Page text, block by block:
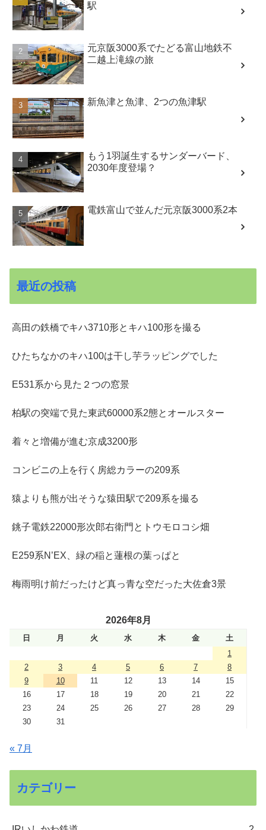
駅
元京阪3000系でたどる富山地鉄不
二越上滝線の旅
新魚津と魚津、2つの魚津駅
もう1羽誕生するサンダーバード、
2030年度登場？
電鉄富山で並んだ元京阪3000系2本
最近の投稿
高田の鉄橋でキハ3710形とキハ100形を撮る
ひたちなかのキハ100は干し芋ラッピングでした
E531系から見た２つの窓景
柏駅の突端で見た東武60000系2態とオールスター
着々と増備が進む京成3200形
コンビニの上を行く房総カラーの209系
猿よりも熊が出そうな猿田駅で209系を撮る
銚子電鉄22000形次郎右衛門とトウモロコシ畑
E259系N’EX、緑の稲と蓮根の葉っぱと
梅雨明け前だったけど真っ青な空だった大佐倉3景
2026年8月
日 月 火 水 木 金
土
1
2
3 4 5 6 7
8
9
10 11 12 13 14
15
16
17 18 19 20 21
22
23
24 25 26 27 28
29
30
31
« 7月
カテゴリー